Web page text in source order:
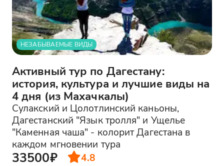
НЕЗАБЫВАЕМЫЕ ВИДЫ
Активный тур по Дагестану:
история, культура и лучшие виды на
4 дня (из Махачкалы)
Сулакский и Цолотлинский каньоны,
Дагестанский "Язык тролля" и Ущелье
"Каменная чаша" - колорит Дагестана в
каждом мгновении тура
33500₽ 4.8